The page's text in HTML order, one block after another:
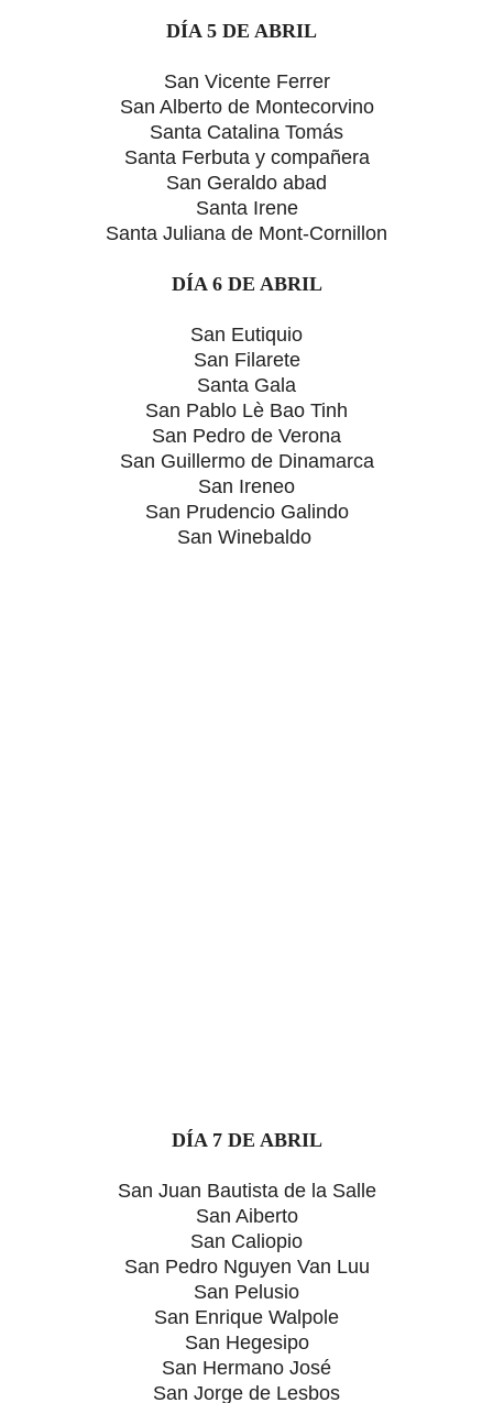
DÍA 5 DE ABRIL
San Vicente Ferrer
San Alberto de Montecorvino
Santa Catalina Tomás
Santa Ferbuta y compañera
San Geraldo abad
Santa Irene
Santa Juliana de Mont-Cornillon
DÍA 6 DE ABRIL
San Eutiquio
San Filarete
Santa Gala
San Pablo Lè Bao Tinh
San Pedro de Verona
San Guillermo de Dinamarca
San Ireneo
San Prudencio Galindo
San Winebaldo
DÍA 7 DE ABRIL
San Juan Bautista de la Salle
San Aiberto
San Caliopio
San Pedro Nguyen Van Luu
San Pelusio
San Enrique Walpole
San Hegesipo
San Hermano José
San Jorge de Lesbos